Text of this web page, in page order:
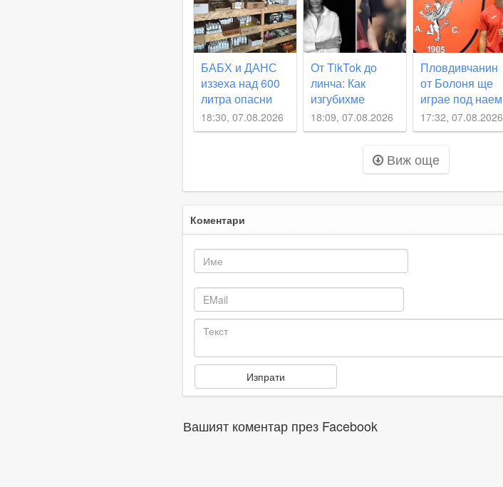
БАБХ и ДАНС
иззеха над 600
литра опасни
препарати в
Пловдивско
18:30, 07.08.2026
От TikTok до
линча: Как
изгубихме
децата си?
18:09, 07.08.2026
Пловдивчанин
от Болоня ще
играе под наем
в Перуджа
17:32, 07.08.2026
Виж още
Коментари
Вашият коментар през Facebook